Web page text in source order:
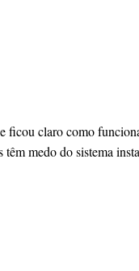
claro como
têm medo do sistema